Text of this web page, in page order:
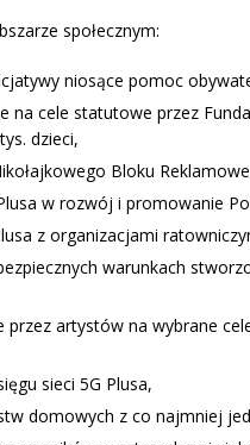
społecznym:
niosące pomoc
na cele statutowe przez
dzieci,
Bloku
w rozwój i promowanie
z organizacjami
warunkach
przez artystów na wybrane
sieci 5G Plusa,
domowych z co najmniej